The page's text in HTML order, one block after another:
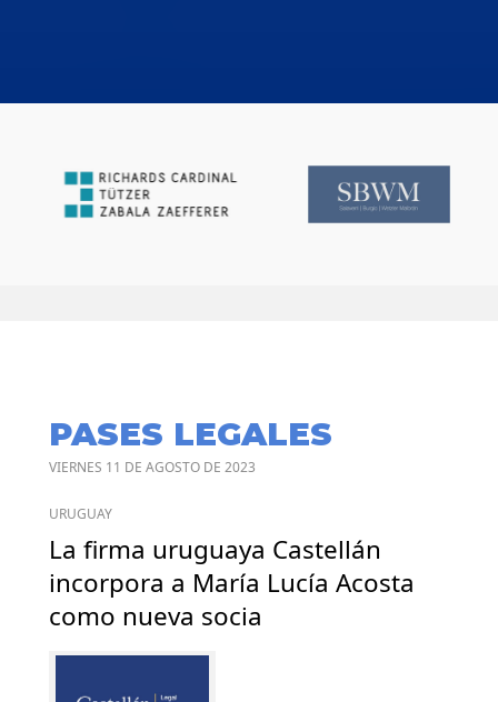
PASES LEGALES
VIERNES 11 DE AGOSTO DE 2023
URUGUAY
La firma uruguaya Castellán
incorpora a María Lucía Acosta
como nueva socia